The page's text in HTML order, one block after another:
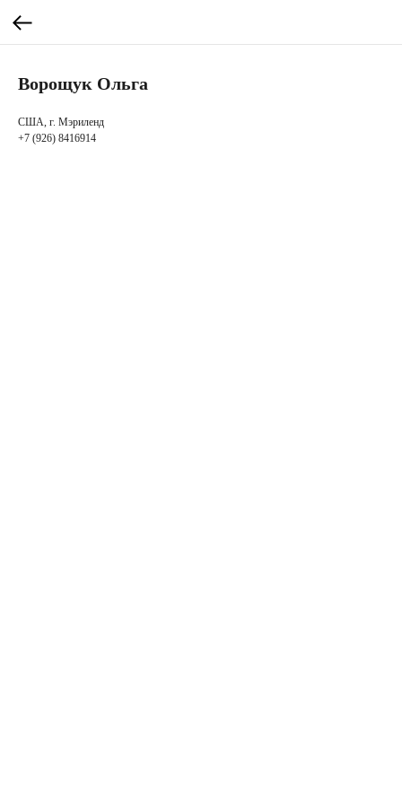
Ворощук Ольга
США, г. Мэриленд
+7 (926) 8416914